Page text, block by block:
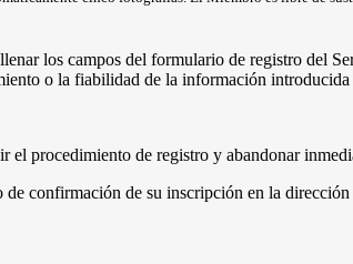
los campos del formulario de registro del
o la fiabilidad de la información introducida
el procedimiento de registro y abandonar
confirmación de su inscripción en la